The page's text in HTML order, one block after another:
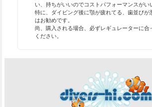
い、持ちがいいのでコストパフォーマンスがい
特に、ダイビング後に顎が疲れてる、歯並びが
はお勧めです。
尚、購入される場合、必ずレギュレーターに合
ください。